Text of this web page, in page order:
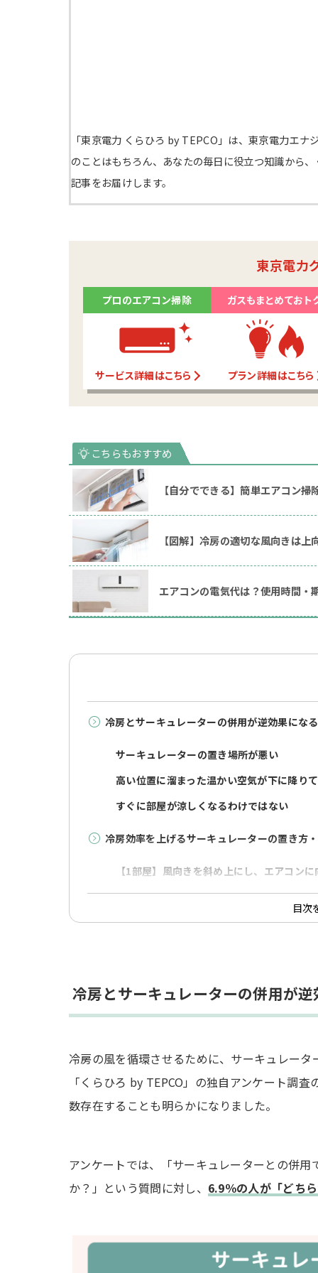
「東京電力 くらひろ by TEPCO」は、東京電力エ
のことはもちろん、あなたの毎日に役立つ知識から
記事をお届けします。
東京電力
プロのエアコン掃除
サービス詳細はこちら
ガスもまとめておト
プラン詳細はこちら
【自分でできる】簡単エアコン
【図解】冷房の適切な風向きは
エアコンの電気代は？使用時間・
冷房とサーキュレーターの併用が逆効果にな
サーキュレーターの置き場所が悪い
高い位置に溜まった温かい空気が下に降り
すぐに部屋が涼しくなるわけではない
冷房効率を上げるサーキュレーターの置き方
【1部屋】風向きを斜め上にし、エアコン
【2部屋】風向きを水平にし、エアコンを
除湿機も同時に使う
部屋全体が均一に涼しくなる
電気代を節約できる
フィルターの掃除をこまめに行う
冷房とサーキュレーターの併用に関するQ&A
サーキュレーターをつけるタイミングはい
目次
冷房とサーキュレーターの併用が
冷房の風を循環させるために、サーキュレー
「くらひろ by TEPCO」の独自アンケート調
数存在することも明らかになりました。
アンケートでは、「サーキュレーターとの併
か？」という質問に対し、 6.9％の人が「どち